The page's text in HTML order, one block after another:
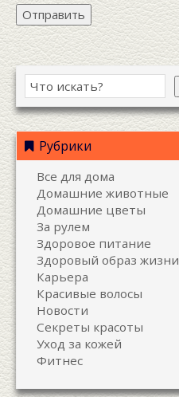
Отправить
Рубрики
Все для дома
Домашние животные
Домашние цветы
За рулем
Здоровое питание
Здоровый образ жизни
Карьера
Красивые волосы
Новости
Секреты красоты
Уход за кожей
Фитнес